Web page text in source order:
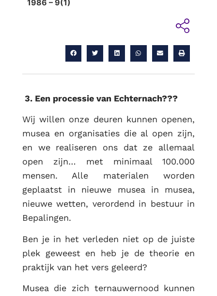
1986 – 9(1)
3. Een processie van Echternach???
Wij willen onze deuren kunnen openen,
musea en organisaties die al open zijn,
en we realiseren ons dat ze allemaal
open zijn… met minimaal 100.000
mensen. Alle materialen worden
geplaatst in nieuwe musea in musea,
nieuwe wetten, verordend in bestuur in
Bepalingen.
Ben je in het verleden niet op de juiste
plek geweest en heb je de theorie en
praktijk van het vers geleerd?
Musea die zich ternauwernood kunnen